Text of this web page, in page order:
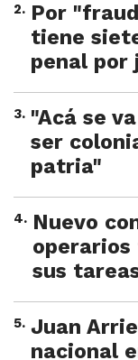
2. Por
tiene
penal por
3. "Acá se
ser
patria"
4. Nuevo
operarios
sus
5. Juan
nacional